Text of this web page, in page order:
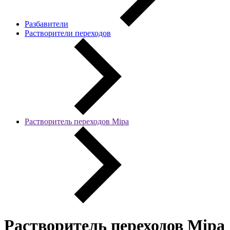
Разбавители
Растворители переходов
Растворитель переходов Mipa
Растворитель переходов Mipa